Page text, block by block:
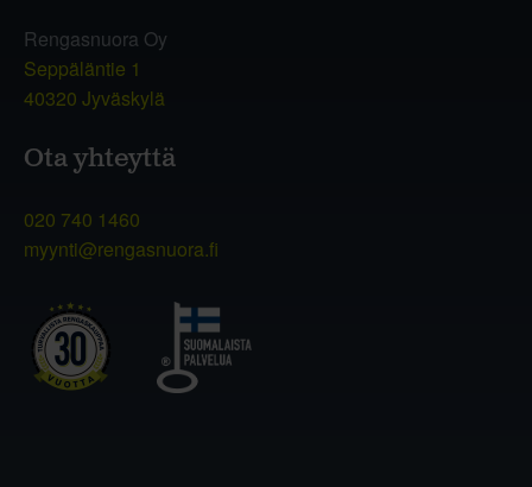
Rengasnuora Oy
Seppäläntie 1
40320 Jyväskylä
Ota yhteyttä
020 740 1460
myynti@rengasnuora.fi